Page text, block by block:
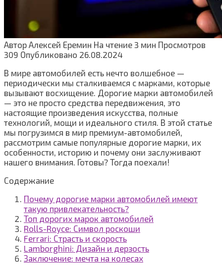
Автор Алексей Еремин На чтение 3 мин Просмотров
309 Опубликовано 26.08.2024
В мире автомобилей есть нечто волшебное —
периодически мы сталкиваемся с марками, которые
вызывают восхищение. Дорогие марки автомобилей
— это не просто средства передвижения, это
настоящие произведения искусства, полные
технологий, мощи и идеального стиля. В этой статье
мы погрузимся в мир премиум-автомобилей,
рассмотрим самые популярные дорогие марки, их
особенности, историю и почему они заслуживают
нашего внимания. Готовы? Тогда поехали!
Содержание
Почему дорогие марки автомобилей имеют
такую привлекательность?
Топ дорогих марок автомобилей
Rolls-Royce: Символ роскоши
Ferrari: Страсть и скорость
Lamborghini: Дизайн и дерзость
Заключение: мечта на колесах